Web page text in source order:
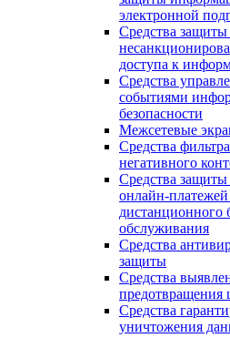
электронной
Средства защиты
доступа к
Средства
событиями
безопасности
Межсетевые
Средства
негативного
Средства защиты
онлайн-
дистанционного
обслуживания
Средства
защиты
Средства
предотвращения
Средства
уничтожения